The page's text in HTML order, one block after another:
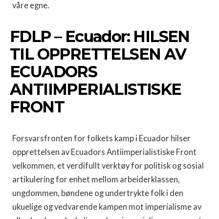
våre egne.
FDLP – Ecuador: HILSEN
TIL OPPRETTELSEN AV
ECUADORS
ANTIIMPERIALISTISKE
FRONT
Forsvarsfronten for folkets kamp i Ecuador hilser
opprettelsen av Ecuadors Antiimperialistiske Front
velkommen, et verdifullt verktøy for politisk og sosial
artikulering for enhet mellom arbeiderklassen,
ungdommen, bøndene og undertrykte folk i den
ukuelige og vedvarende kampen mot imperialisme av